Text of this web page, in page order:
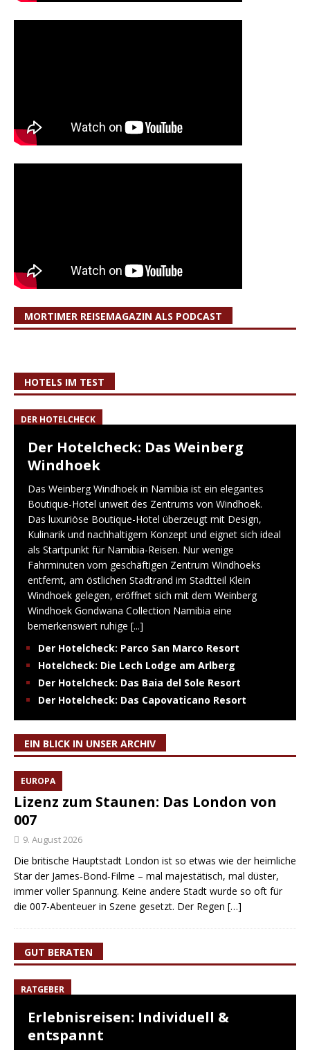
MORTIMER REISEMAGAZIN ALS PODCAST
HOTELS IM TEST
DER HOTELCHECK
Der Hotelcheck: Das Weinberg
Windhoek
Das Weinberg Windhoek in Namibia ist ein elegantes
Boutique-Hotel unweit des Zentrums von Windhoek.
Das luxuriöse Boutique-Hotel überzeugt mit Design,
Kulinarik und nachhaltigem Konzept und eignet sich ideal
als Startpunkt für Namibia-Reisen. Nur wenige
Fahrminuten vom geschäftigen Zentrum Windhoeks
entfernt, am östlichen Stadtrand im Stadtteil Klein
Windhoek gelegen, eröffnet sich mit dem Weinberg
Windhoek Gondwana Collection Namibia eine
bemerkenswert ruhige [...]
Der Hotelcheck: Parco San Marco Resort
Hotelcheck: Die Lech Lodge am Arlberg
Der Hotelcheck: Das Baia del Sole Resort
Der Hotelcheck: Das Capovaticano Resort
EIN BLICK IN UNSER ARCHIV
EUROPA
Lizenz zum Staunen: Das London von
007
9. August 2026
Die britische Hauptstadt London ist so etwas wie der heimliche
Star der James‑Bond‑Filme – mal majestätisch, mal düster,
immer voller Spannung. Keine andere Stadt wurde so oft für
die 007-Abenteuer in Szene gesetzt. Der Regen […]
GUT BERATEN
RATGEBER
Erlebnisreisen: Individuell &
entspannt